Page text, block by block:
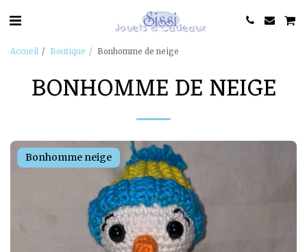
Accueil Boutique Bonhomme de neige
BONHOMME DE NEIGE
Bonhomme neige